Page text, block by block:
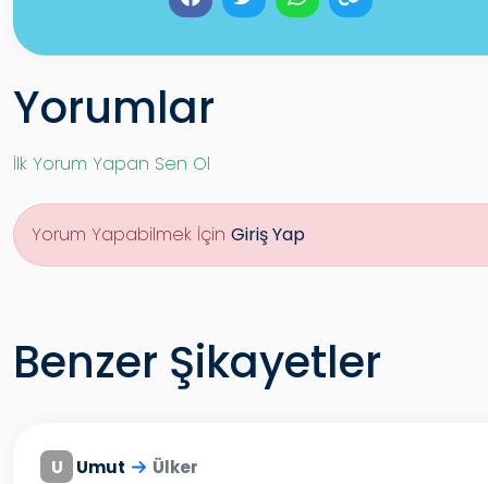
Yorumlar
İlk Yorum Yapan Sen Ol
Yorum Yapabilmek İçin Giriş Yap
Benzer Şikayetler
U Umut Ülker